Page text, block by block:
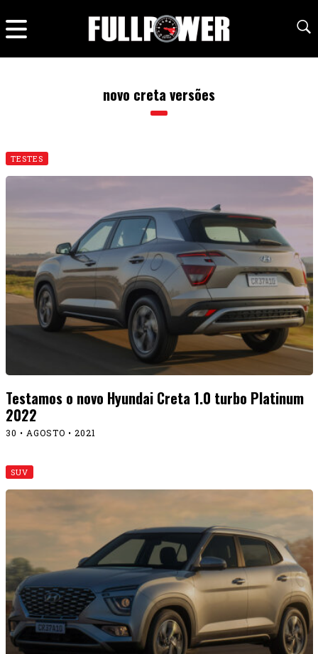
novo creta versões
TESTES
Testamos o novo Hyundai Creta 1.0 turbo Platinum
2022
30 • AGOSTO • 2021
SUV